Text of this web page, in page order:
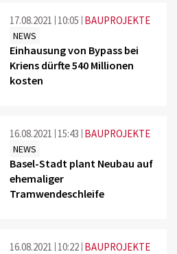
17.08.2021 10:05 BAUPROJEKTE
NEWS
Einhausung von Bypass bei
Kriens dürfte 540 Millionen
kosten
16.08.2021 15:43 BAUPROJEKTE
NEWS
Basel-Stadt plant Neubau auf
ehemaliger
Tramwendeschleife
16.08.2021 10:22 BAUPROJEKTE